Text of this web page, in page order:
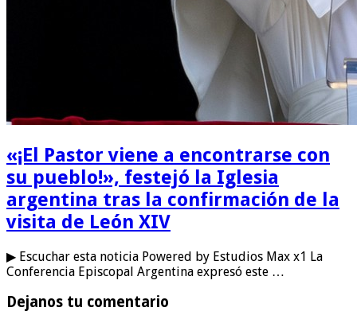
«¡El Pastor viene a encontrarse con
su pueblo!», festejó la Iglesia
argentina tras la confirmación de la
visita de León XIV
▶ Escuchar esta noticia Powered by Estudios Max x1 La
Conferencia Episcopal Argentina expresó este …
Dejanos tu comentario